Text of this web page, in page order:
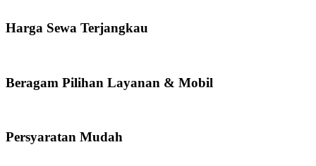
Harga Sewa Terjangkau
Beragam Pilihan Layanan & Mobil
Persyaratan Mudah